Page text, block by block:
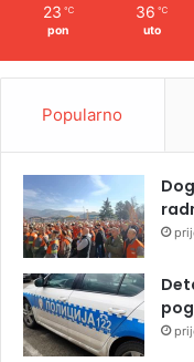
23 ℃
pon
36 ℃
uto
Popularno